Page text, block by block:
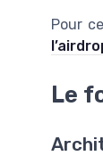
Pour
Le